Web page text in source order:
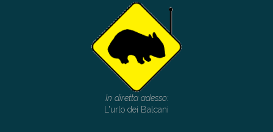
In diretta adesso:
L'urlo dei Balcani